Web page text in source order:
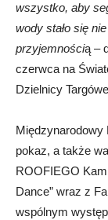
wszystko, aby
wody stało się
przyjemnością –
czerwca na
Dzielnicy
Międzynarodowy
pokaz, a także
ROOFIEGO
Dance” wraz z
wspólnym